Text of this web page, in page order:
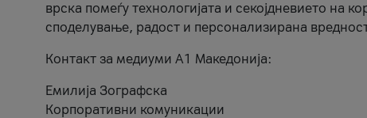
врска помеѓу технологијата и секојдневието на
споделување, радост и персонализирана
Контакт за медиуми А1 Македонија:
Емилија Зографска
Корпоративни комуникации